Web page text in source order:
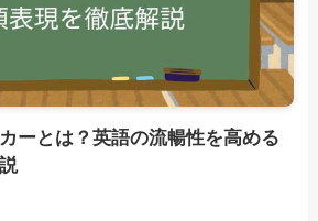
ーとは？英語の流暢性を高める